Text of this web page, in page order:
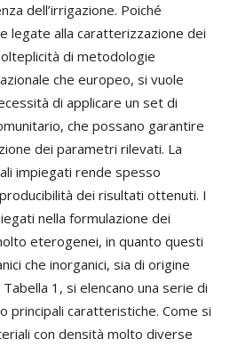
dell’irrigazione. Poiché
legate alla caratterizzazione dei
di metodologie
che europeo, si vuole
di applicare un set di
che possano garantire
dei parametri rilevati. La
impiegati rende spesso
dei risultati ottenuti. I
nella formulazione dei
eterogenei, in quanto questi
che inorganici, sia di origine
1, si elencano una serie di
principali caratteristiche. Come si
con densità molto diverse